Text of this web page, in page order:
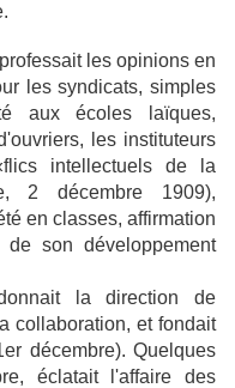
les opinions en
les syndicats, simples
aux écoles laïques,
les instituteurs
intellectuels de la
2 décembre 1909),
en classes, affirmation
son développement
la direction de
collaboration, et fondait
décembre). Quelques
éclatait l'affaire des